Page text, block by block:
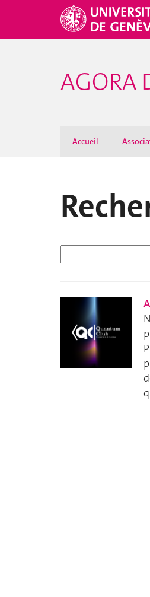
AGORA
Accueil